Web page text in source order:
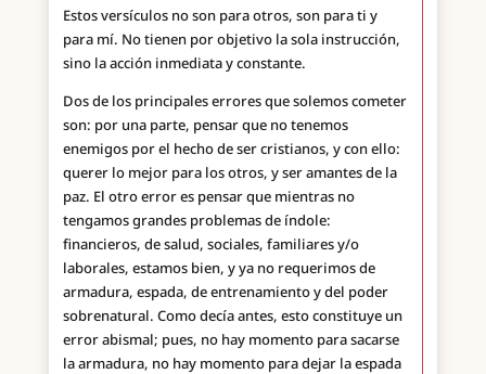
Estos versículos no son para otros, son para ti y
para mí. No tienen por objetivo la sola instrucción,
sino la acción inmediata y constante.
Dos de los principales errores que solemos cometer
son: por una parte, pensar que no tenemos
enemigos por el hecho de ser cristianos, y con ello:
querer lo mejor para los otros, y ser amantes de la
paz. El otro error es pensar que mientras no
tengamos grandes problemas de índole:
financieros, de salud, sociales, familiares y/o
laborales, estamos bien, y ya no requerimos de
armadura, espada, de entrenamiento y del poder
sobrenatural. Como decía antes, esto constituye un
error abismal; pues, no hay momento para sacarse
la armadura, no hay momento para dejar la espada